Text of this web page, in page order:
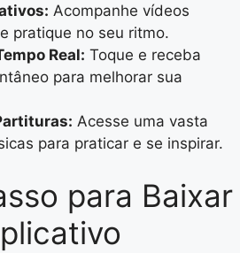
Acompanhe vídeos
pratique no seu ritmo.
Real: Toque e receba
para melhorar sua
Acesse uma vasta
para praticar e se inspirar.
para Baixar